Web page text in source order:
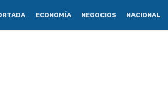
ECONOMÍA NEGOCIOS NACIONAL